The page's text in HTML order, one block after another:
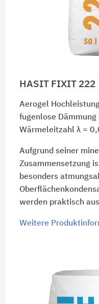
HASIT FIXIT 222
Aerogel
fugenlose
Wärmeleitzahl λ =
Aufgrund seiner
Zusammensetzung
besonders
werden praktisch
Weitere